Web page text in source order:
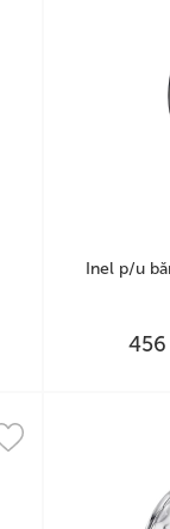
Inel p/u
456